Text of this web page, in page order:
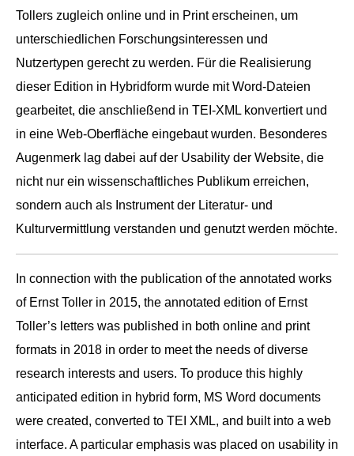
Tollers zugleich online und in Print erscheinen, um
unterschiedlichen Forschungsinteressen und
Nutzertypen gerecht zu werden. Für die Realisierung
dieser Edition in Hybridform wurde mit Word-Dateien
gearbeitet, die anschließend in TEI-XML konvertiert und
in eine Web-Oberfläche eingebaut wurden. Besonderes
Augenmerk lag dabei auf der Usability der Website, die
nicht nur ein wissenschaftliches Publikum erreichen,
sondern auch als Instrument der Literatur- und
Kulturvermittlung verstanden und genutzt werden möchte.
In connection with the publication of the annotated works
of Ernst Toller in 2015, the annotated edition of Ernst
Toller’s letters was published in both online and print
formats in 2018 in order to meet the needs of diverse
research interests and users. To produce this highly
anticipated edition in hybrid form, MS Word documents
were created, converted to TEI XML, and built into a web
interface. A particular emphasis was placed on usability in